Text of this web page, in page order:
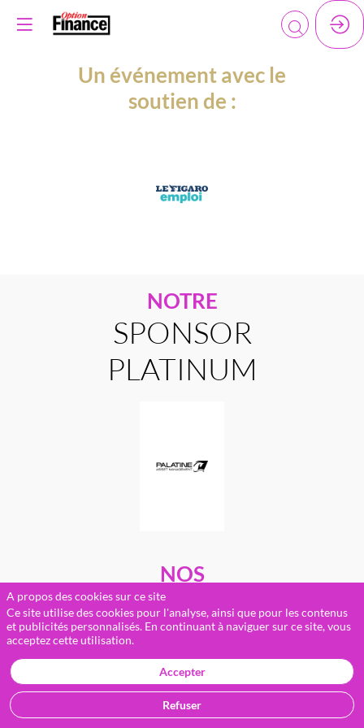
Un événement avec le
soutien de :
NOTRE
SPONSOR
PLATINUM
NOS
SPONSORS
A propos des cookies sur ce site
Ce site utilise des cookies pour l'analyse, ainsi que pour les contenus
et publicités personnalisés. En continuant à naviguer sur ce site, vous
acceptez cette utilisation.
Accepter
Refuser